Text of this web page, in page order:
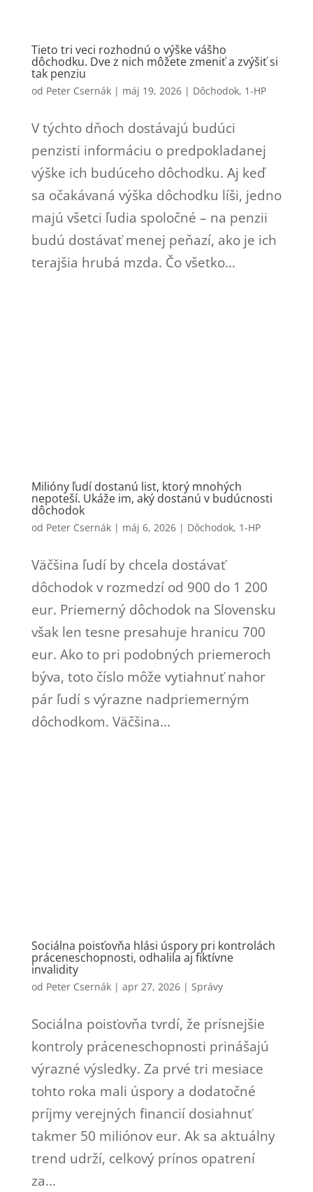
Tieto tri veci rozhodnú o výške vášho
dôchodku. Dve z nich môžete zmeniť a zvýšiť si
tak penziu
od Peter Csernák| máj 19, 2026| Dôchodok, 1-HP
V týchto dňoch dostávajú budúci
penzisti informáciu o predpokladanej
výške ich budúceho dôchodku. Aj keď
sa očakávaná výška dôchodku líši, jedno
majú všetci ľudia spoločné – na penzii
budú dostávať menej peňazí, ako je ich
terajšia hrubá mzda. Čo všetko...
Milióny ľudí dostanú list, ktorý mnohých
nepoteší. Ukáže im, aký dostanú v budúcnosti
dôchodok
od Peter Csernák| máj 6, 2026| Dôchodok, 1-HP
Väčšina ľudí by chcela dostávať
dôchodok v rozmedzí od 900 do 1 200
eur. Priemerný dôchodok na Slovensku
však len tesne presahuje hranicu 700
eur. Ako to pri podobných priemeroch
býva, toto číslo môže vytiahnuť nahor
pár ľudí s výrazne nadpriemerným
dôchodkom. Väčšina...
Sociálna poisťovňa hlási úspory pri kontrolách
práceneschopnosti, odhalila aj fiktívne
invalidity
od Peter Csernák| apr 27, 2026| Správy
Sociálna poisťovňa tvrdí, že prísnejšie
kontroly práceneschopnosti prinášajú
výrazné výsledky. Za prvé tri mesiace
tohto roka mali úspory a dodatočné
príjmy verejných financií dosiahnuť
takmer 50 miliónov eur. Ak sa aktuálny
trend udrží, celkový prínos opatrení
za...